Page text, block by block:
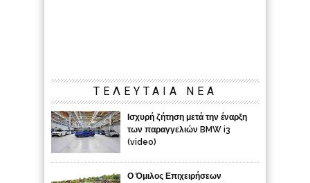
ΤΕΛΕΥΤΑΙΑ ΝΕΑ
Ισχυρή ζήτηση μετά την έναρξη
των παραγγελιών BMW i3
(video)
Ο Όμιλος Επιχειρήσεων